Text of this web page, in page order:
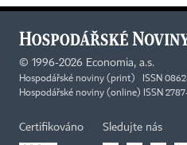
© 1996-2026 Economia, a.s.
Hospodářské noviny (print) ISSN
Hospodářské noviny (online) ISSN
Certifikováno Sledujte nás